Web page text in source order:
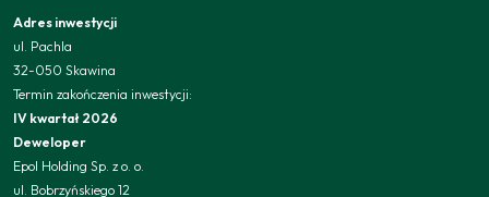
Adres inwestycji
ul. Pachla
32-050 Skawina
Termin zakończenia inwestycji:
IV kwartał 2026
Deweloper
Epol Holding Sp. z o. o.
ul. Bobrzyńskiego 12